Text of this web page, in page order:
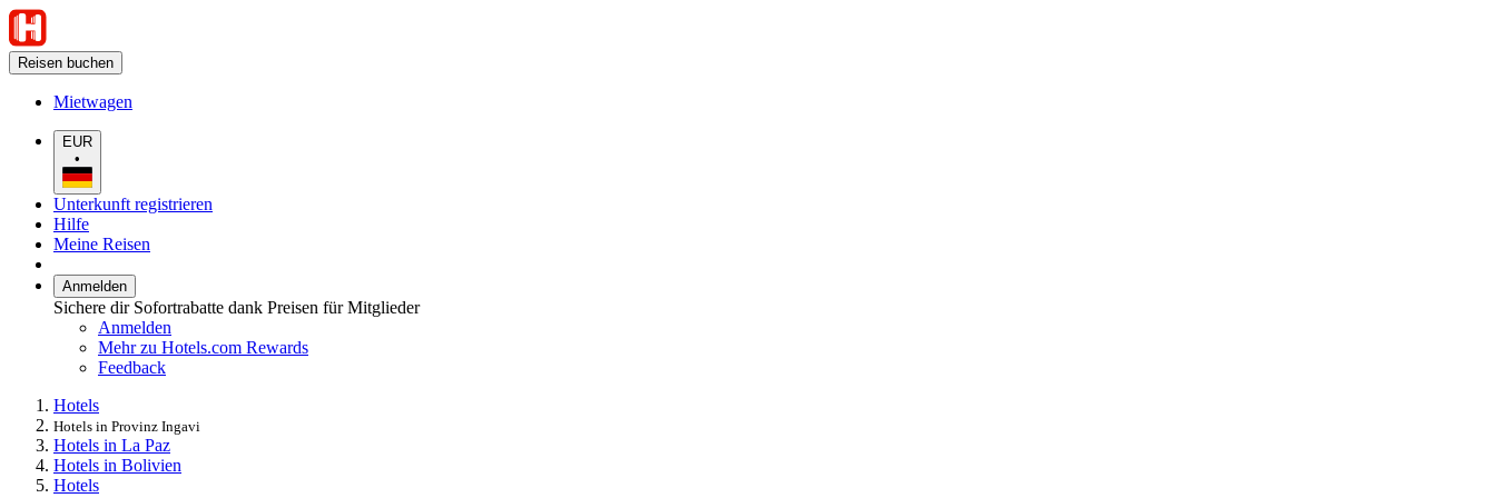
Reisen buchen
Mietwagen
EUR
•
Unterkunft registrieren
Hilfe
Meine Reisen
Anmelden
Sichere dir Sofortrabatte dank Preisen für Mitglieder
Anmelden
Mehr zu Hotels.com Rewards
Feedback
Hotels
Hotels in Provinz Ingavi
Hotels in La Paz
Hotels in Bolivien
Hotels